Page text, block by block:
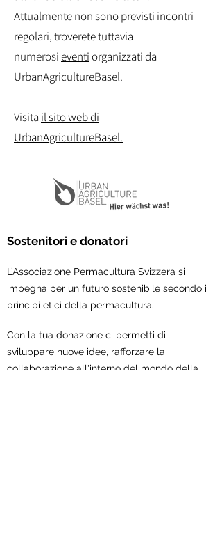
Attualmente non sono previsti incontri
regolari, troverete tuttavia
numerosieventiorganizzati da
UrbanAgricultureBasel.
Visita il sito web di
UrbanAgricultureBasel.
Sostenitori e donatori
L’Associazione Permacultura Svizzera si
impegna per un futuro sostenibile secondo i
principi etici della permacultura.
Con la tua donazione ci permetti di
sviluppare nuove idee, rafforzare la
collaborazione all'interno del mondo della